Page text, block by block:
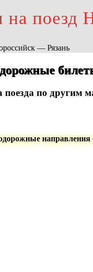
поезд
— Рязань
по другим
направления